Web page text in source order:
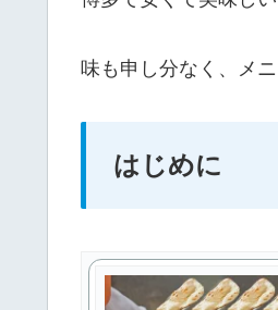
味も申し分なく、メ
はじめに